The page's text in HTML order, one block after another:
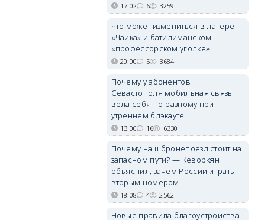
17:02 6 3259
Что может измениться в лагере
«Чайка» и батилиманском
«профессорском уголке»
20:00 5 3684
Почему у абонентов
Севастополя мобильная связь
вела себя по-разному при
утреннем блэкауте
13:00 16 6330
Почему наш бронепоезд стоит на
запасном пути? — Кеворкян
объяснил, зачем России играть
вторым номером
18:08 4 2562
Новые правила благоустройства